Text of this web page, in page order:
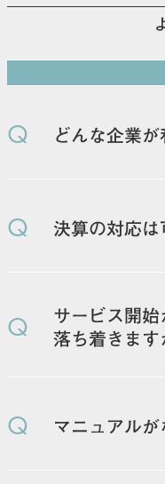
Q どんな企業が
Q 決算の対応は
Q
サービス開
落ち着きます
Q マニュアルが